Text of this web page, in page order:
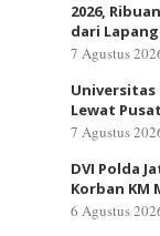
2026,
dari
7 Agustus
Universitas
Lewat
7 Agustus
DVI Polda
Korban KM
6 Agustus